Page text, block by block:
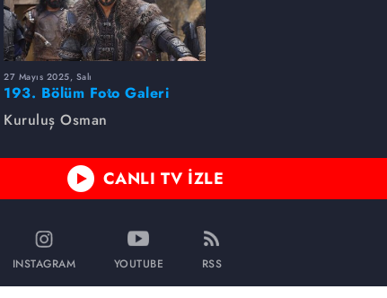
27 Mayıs 2025, Salı
193. Bölüm Foto Galeri
Kuruluş Osman
CANLI TV İZLE
INSTAGRAM YOUTUBE RSS